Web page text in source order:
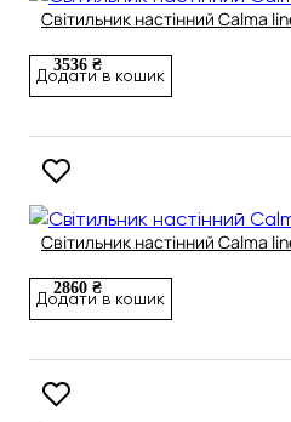
Світильник настінний Calma
3536 ₴
Додати в кошик
Світильник настінний Calma
2860 ₴
Додати в кошик